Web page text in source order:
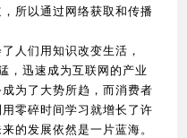
所以通过网络获取和传播
人们用知识改变生活，
，迅速成为互联网的产业
为了大势所趋，而消费者
零碎时间学习就增长了许
的发展依然是一片蓝海。